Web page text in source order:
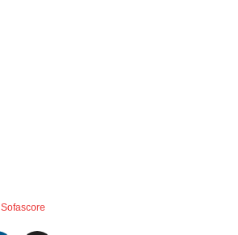
Sofascore